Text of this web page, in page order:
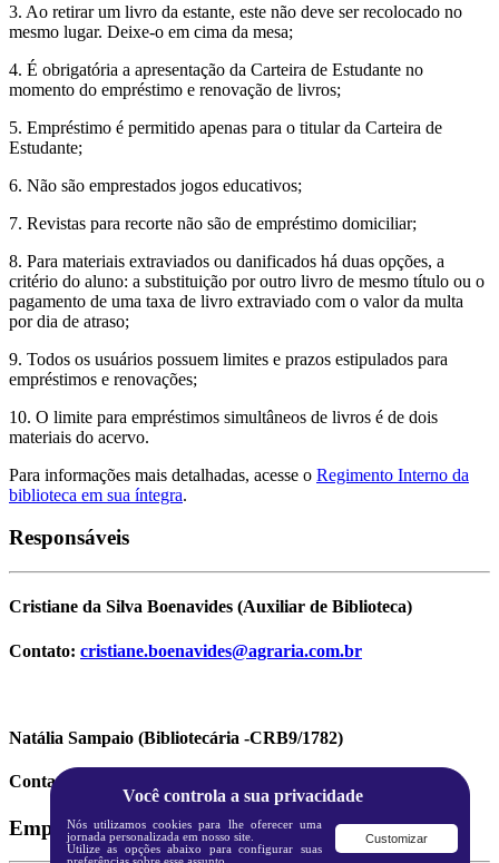
3. Ao retirar um livro da estante, este não deve ser recolocado no
mesmo lugar. Deixe-o em cima da mesa;
4. É obrigatória a apresentação da Carteira de Estudante no
momento do empréstimo e renovação de livros;
5. Empréstimo é permitido apenas para o titular da Carteira de
Estudante;
6. Não são emprestados jogos educativos;
7. Revistas para recorte não são de empréstimo domiciliar;
8. Para materiais extraviados ou danificados há duas opções, a
critério do aluno: a substituição por outro livro de mesmo título ou o
pagamento de uma taxa de livro extraviado com o valor da multa
por dia de atraso;
9. Todos os usuários possuem limites e prazos estipulados para
empréstimos e renovações;
10. O limite para empréstimos simultâneos de livros é de dois
materiais do acervo.
Para informações mais detalhadas, acesse o Regimento Interno da
biblioteca em sua íntegra.
Responsáveis
Cristiane da Silva Boenavides (Auxiliar de Biblioteca)
Contato: cristiane.boenavides@agraria.com.br
Natália Sampaio (Bibliotecária -CRB9/1782)
Contato:
Empréstimos e renovações
Você controla a sua privacidade
Nós utilizamos cookies para lhe oferecer uma
jornada personalizada em nosso site.
Utilize as opções abaixo para configurar suas
preferências sobre esse assunto.
Customizar